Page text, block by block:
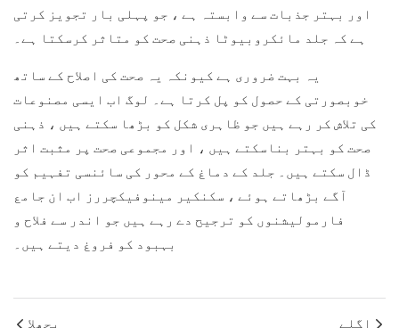
اور بہتر جذبات سے وابستہ ہے ، جو پہلی بار تجویز کرتی
ہے کہ جلد مائکروبیوٹا ذہنی صحت کو متاثر کرسکتا ہے۔
یہ بہت ضروری ہے کیونکہ یہ صحت کی اصلاح کے ساتھ
خوبصورتی کے حصول کو پل کرتا ہے۔ لوگ اب ایسی مصنوعات
کی تلاش کر رہے ہیں جو ظاہری شکل کو بڑھا سکتے ہیں ، ذہنی
صحت کو بہتر بناسکتے ہیں ، اور مجموعی صحت پر مثبت اثر
ڈال سکتے ہیں۔ جلد کے دماغ کے محور کی سائنسی تفہیم کو
آگے بڑھاتے ہوئے ، سکنکیر مینوفیکچررز اب ان جامع
فارمولیشنوں کو ترجیح دے رہے ہیں جو اندر سے فلاح و
بہبود کو فروغ دیتے ہیں۔